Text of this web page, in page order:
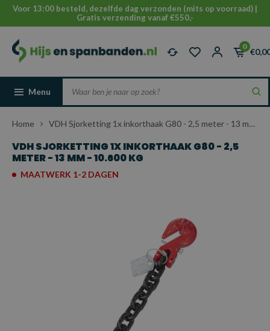
Voor 13:00 besteld, dezelfde dag verzonden (mits op voorraad) |
Gratis verzending vanaf €550,-
0
Menu
Home VDH Sjorketting 1x inkorthaak G80 - 2,5 meter - 13 mm - 10.600 kg
VDH SJORKETTING 1X INKORTHAAK G80 - 2,5
METER - 13 MM - 10.600 KG
MAATWERK 1-2 DAGEN